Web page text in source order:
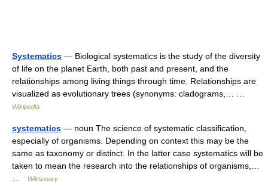
Systematics — Biological systematics is the study of the diversity
of life on the planet Earth, both past and present, and the
relationships among living things through time. Relationships are
visualized as evolutionary trees (synonyms: cladograms,… …
Wikipedia
systematics — noun The science of systematic classification,
especially of organisms. Depending on context this may be the
same as taxonomy or distinct. In the latter case systematics will be
taken to mean the research into the relationships of organisms,…
Wiktionary